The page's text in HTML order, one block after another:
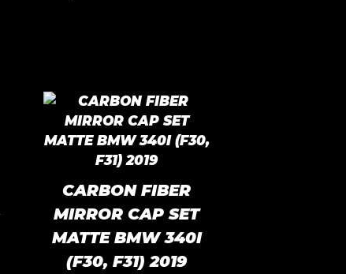
CARBON FIBER
MIRROR CAP SET
MATTE BMW 340I
(F30, F31) 2019